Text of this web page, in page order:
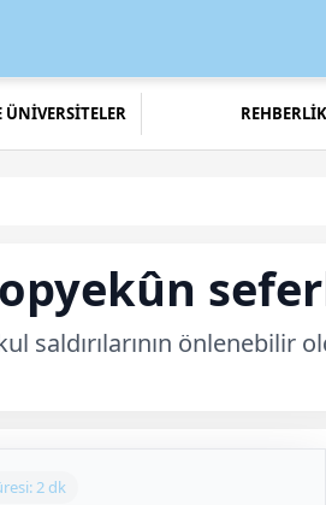
ÜNİVERSİTELER REHBERLİK
saldırılarının önlenebilir
2 dk